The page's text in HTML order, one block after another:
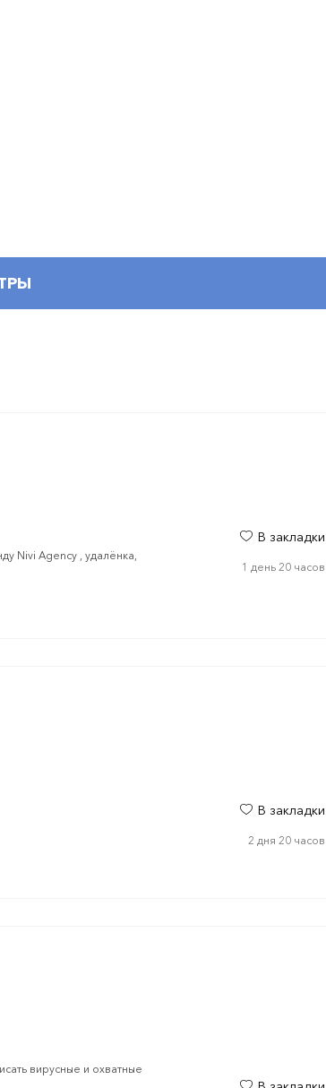
Nivi Agency , удалёнка,
В закладки
1 день 20 часов
В закладки
2 дня 20 часов
вирусные и охватные